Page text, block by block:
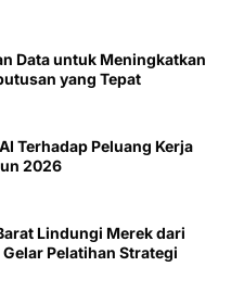
Data untuk Meningkatkan
yang Tepat
Terhadap Peluang Kerja
2026
Lindungi Merek dari
Pelatihan Strategi